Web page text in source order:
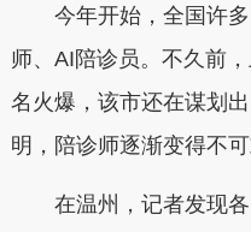
今年开始，全国许
师、AI陪诊员。不久前
名火爆，该市还在谋划
明，陪诊师逐渐变得不可
在温州，记者发现